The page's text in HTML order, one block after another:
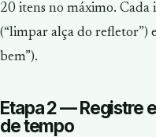
20 itens no máximo. Cada
(“limpar alça do refletor”)
bem”).
Etapa 2 — Registre
de tempo